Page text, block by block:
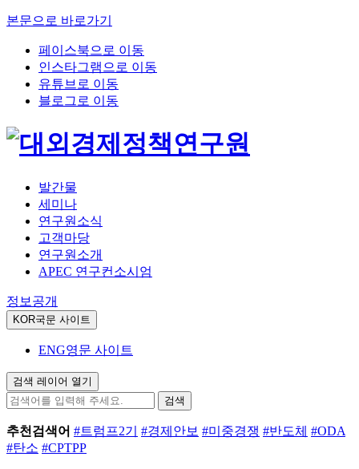
본문으로 바로가기
페이스북으로 이동
인스타그램으로 이동
유튜브로 이동
블로그로 이동
발간물
세미나
연구원소식
고객마당
연구원소개
APEC 연구컨소시엄
정보공개
KOR국문 사이트
ENG영문 사이트
검색 레이어 열기
검색
추천검색어 #트럼프2기 #경제안보 #미중경쟁 #반도체 #ODA
#탄소 #CPTPP